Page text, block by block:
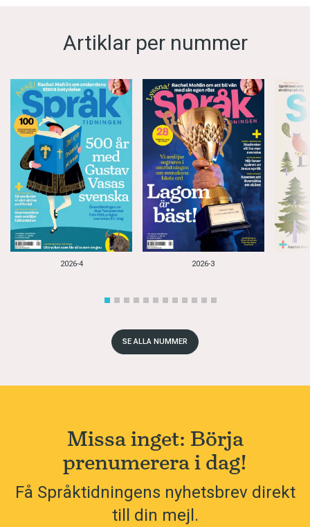
Artiklar per nummer
2026-4 2026-3
SE ALLA NUMMER
Missa inget: Börja
prenumerera i dag!
Få Språktidningens nyhetsbrev direkt
till din mejl.